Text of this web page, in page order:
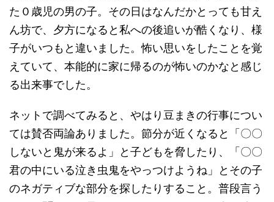
た０歳児の男の子。その日はなんだかとっても甘え
ん坊で、夕方になると私への後追いが酷くなり、様
子がいつもと違いました。怖い思いをしたことを覚
えていて、本能的に家に帰るのが怖いのかなと感じ
る出来事でした。
ネットで調べてみると、やはり豆まきの行事につい
ては賛否両論ありました。節分が近くなると「〇〇
しないと鬼が来るよ」と子どもを脅したり、「〇〇
君の中にいる泣き虫鬼をやっつけようね」とその子
のネガティブな部分を探したりすること。普段言う